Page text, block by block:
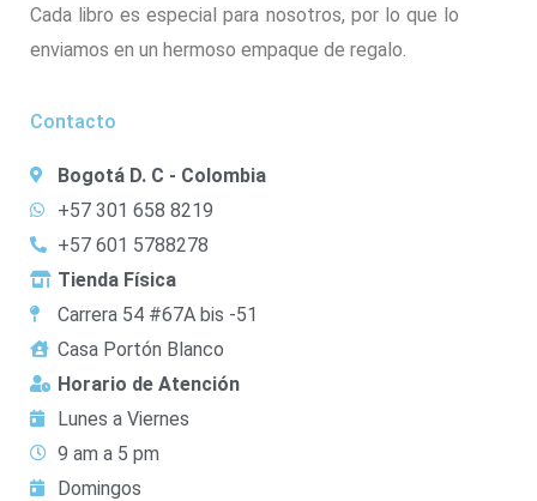
Cada libro es especial para nosotros, por lo que lo
enviamos en un hermoso empaque de regalo.
Contacto
Bogotá D. C - Colombia
+57 301 658 8219
+57 601 5788278
Tienda Física
Carrera 54 #67A bis -51
Casa Portón Blanco
Horario de Atención
Lunes a Viernes
9 am a 5 pm
Domingos